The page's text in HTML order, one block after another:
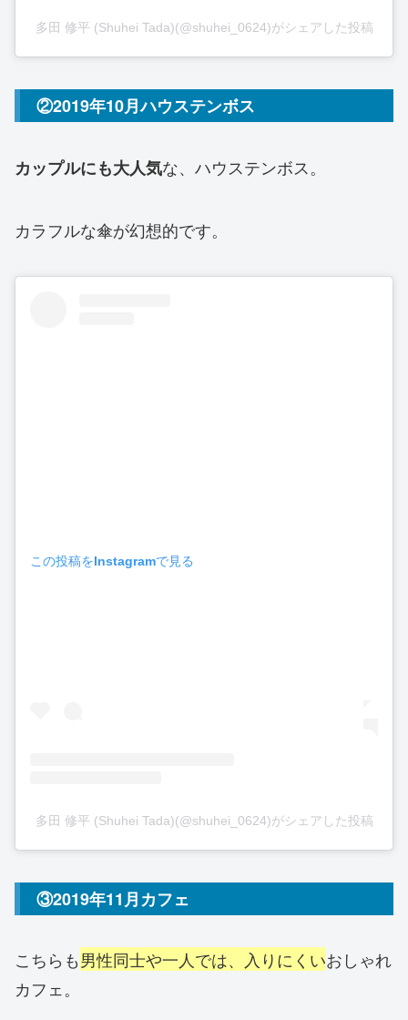
多田 修平 (Shuhei Tada)(@shuhei_0624)がシェアした投稿
②2019年10月ハウステンボス
カップルにも大人気な、ハウステンボス。
カラフルな傘が幻想的です。
この投稿をInstagramで見る
多田 修平 (Shuhei Tada)(@shuhei_0624)がシェアした投稿
③2019年11月カフェ
こちらも男性同士や一人では、入りにくいおしゃれ
カフェ。